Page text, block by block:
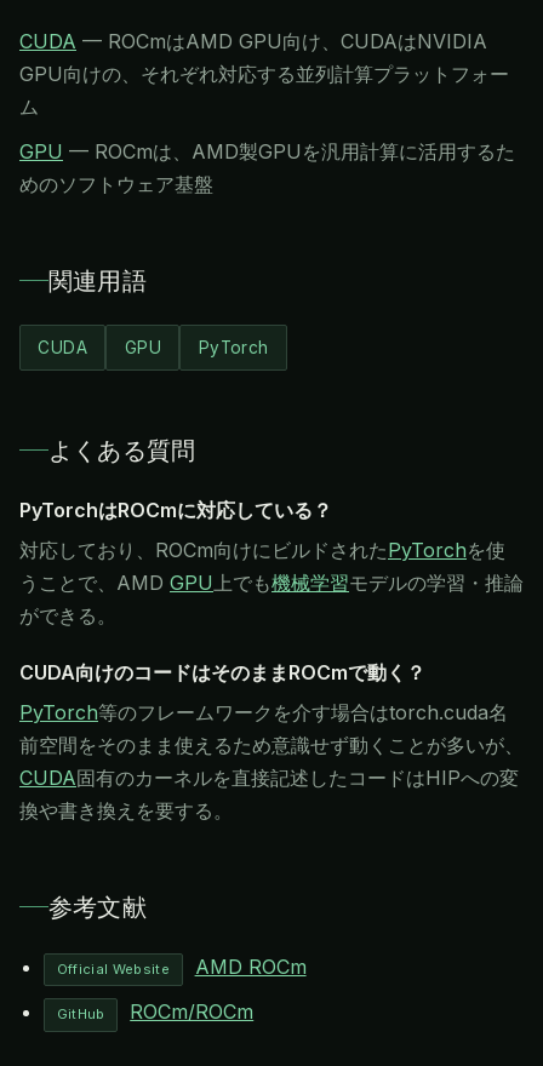
CUDA — ROCmはAMD GPU向け、CUDAはNVIDIA
GPU向けの、それぞれ対応する並列計算プラットフォー
ム
GPU — ROCmは、AMD製GPUを汎用計算に活用するた
めのソフトウェア基盤
関連用語
CUDA GPU PyTorch
よくある質問
PyTorchはROCmに対応している？
対応しており、ROCm向けにビルドされたPyTorchを使
うことで、AMD GPU上でも機械学習モデルの学習・推論
ができる。
CUDA向けのコードはそのままROCmで動く？
PyTorch等のフレームワークを介す場合はtorch.cuda名
前空間をそのまま使えるため意識せず動くことが多いが、
CUDA固有のカーネルを直接記述したコードはHIPへの変
換や書き換えを要する。
参考文献
Official Website AMD ROCm
GitHub ROCm/ROCm